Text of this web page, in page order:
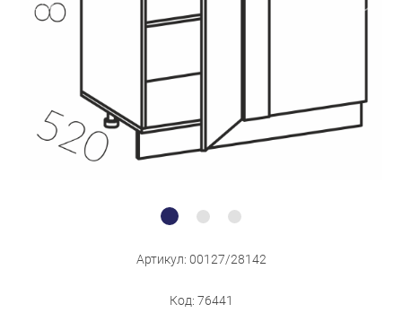
Артикул: 00127/28142
Код: 76441